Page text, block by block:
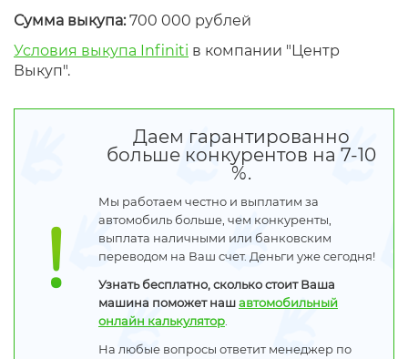
Сумма выкупа:700 000 рублей
Условия выкупа Infiniti в компании "Центр
Выкуп".
Даем гарантированно
больше конкурентов на 7-10
%.
Мы работаем честно и выплатим за
автомобиль больше, чем конкуренты,
выплата наличными или банковским
переводом на Ваш счет. Деньги уже сегодня!
Узнать бесплатно, сколько стоит Ваша
машина поможет нашавтомобильный
онлайн калькулятор
На любые вопросы ответит менеджер по